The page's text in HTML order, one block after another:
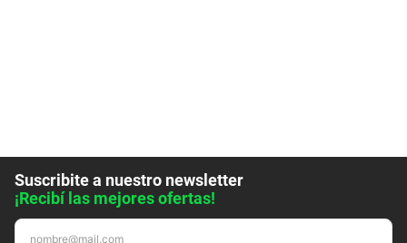
Suscribite a nuestro newsletter
¡Recibí las mejores ofertas!